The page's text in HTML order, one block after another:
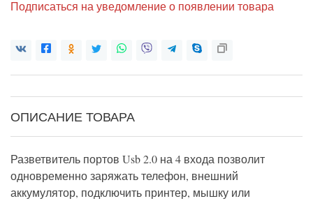
Подписаться на уведомление о появлении товара
ОПИСАНИЕ ТОВАРА
Разветвитель портов Usb 2.0 на 4 входа позволит
одновременно заряжать телефон, внешний
аккумулятор, подключить принтер, мышку или